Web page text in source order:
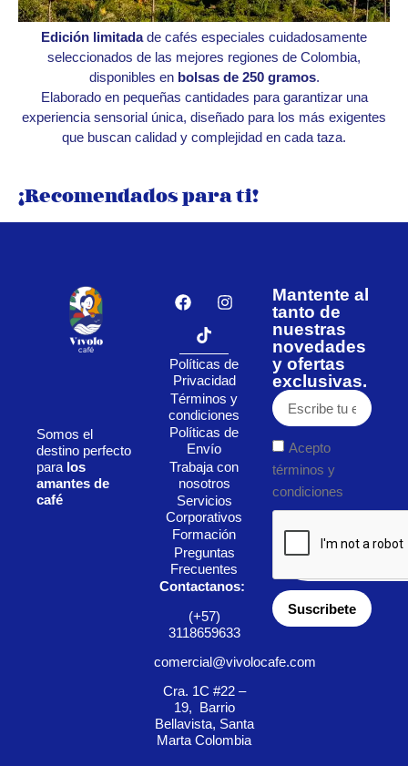
Edición limitadade cafés especiales cuidadosamente
seleccionados de las mejores regiones de Colombia,
disponibles en bolsas de 250 gramos.
Elaborado en pequeñas cantidades para garantizar una
experiencia sensorial única, diseñado para los más exigentes
que buscan calidad y complejidad en cada taza.
¡Recomendados para ti!
Mantente al
tanto de
nuestras
novedades
y ofertas
exclusivas.
Acepto
términos y
condiciones
Suscribete
Políticas de
Privacidad
Términos y
condiciones
Políticas de
Envío
Trabaja con
nosotros
Servicios
Corporativos
Formación
Preguntas
Frecuentes
Contactanos:
(+57)
3118659633
comercial@vivolocafe.com
Cra. 1C #22 –
19, Barrio
Bellavista, Santa
Marta Colombia
Somos el
destino perfecto
para los
amantes de
café